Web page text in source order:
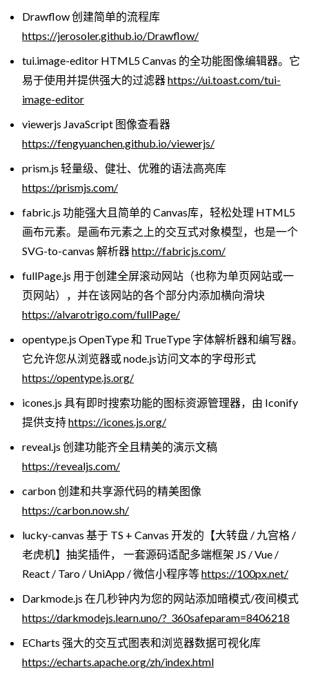
Drawflow 创建简单的流程库
https://jerosoler.github.io/Drawflow/
tui.image-editor HTML5 Canvas 的全功能图像编辑器。它
易于使用并提供强大的过滤器https://ui.toast.com/tui-
image-editor
viewerjs JavaScript 图像查看器
https://fengyuanchen.github.io/viewerjs/
prism.js 轻量级、健壮、优雅的语法高亮库
https://prismjs.com/
fabric.js 功能强大且简单的 Canvas库，轻松处理 HTML5
画布元素。是画布元素之上的交互式对象模型，也是一个
SVG-to-canvas 解析器http://fabricjs.com/
fullPage.js 用于创建全屏滚动网站（也称为单页网站或一
页网站），并在该网站的各个部分内添加横向滑块
https://alvarotrigo.com/fullPage/
opentype.js OpenType 和 TrueType 字体解析器和编写器。
它允许您从浏览器或 node.js访问文本的字母形式
https://opentype.js.org/
icones.js 具有即时搜索功能的图标资源管理器，由 Iconify
提供支持https://icones.js.org/
reveal.js 创建功能齐全且精美的演示文稿
https://revealjs.com/
carbon 创建和共享源代码的精美图像
https://carbon.now.sh/
lucky-canvas 基于 TS + Canvas 开发的【大转盘 / 九宫格 /
老虎机】抽奖插件， 一套源码适配多端框架 JS / Vue /
React / Taro / UniApp / 微信小程序等https://100px.net/
Darkmode.js 在几秒钟内为您的网站添加暗模式/夜间模式
https://darkmodejs.learn.uno/?_360safeparam=8406218
ECharts 强大的交互式图表和浏览器数据可视化库
https://echarts.apache.org/zh/index.html